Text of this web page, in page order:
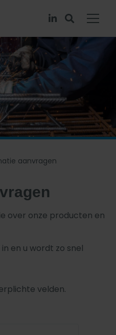
aanvragen
over onze producten en
en u wordt zo snel
velden.